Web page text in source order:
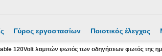
Γύρος εργοστασίων Ποιοτικός έλεγχος
120Volt λαμπών φωτός των οδηγήσεων φωτός της